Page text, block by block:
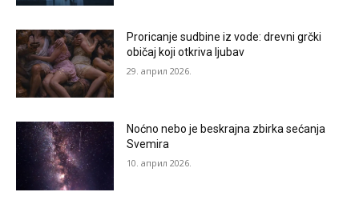
Proricanje sudbine iz vode: drevni grčki
običaj koji otkriva ljubav
29. април 2026.
Noćno nebo je beskrajna zbirka sećanja
Svemira
10. април 2026.